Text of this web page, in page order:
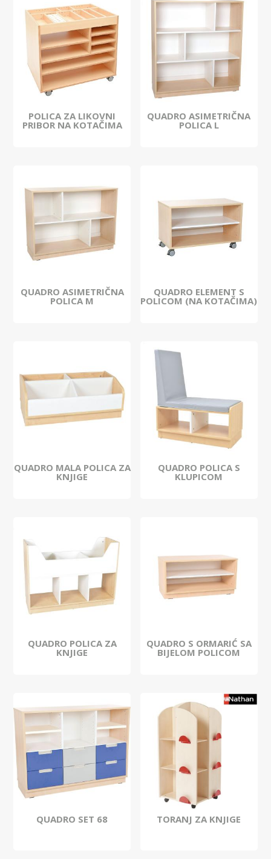
POLICA ZA LIKOVNI
PRIBOR NA KOTAČIMA
QUADRO ASIMETRIČNA
POLICA L
QUADRO ASIMETRIČNA
POLICA M
QUADRO ELEMENT S
POLICOM (NA KOTAČIMA)
QUADRO MALA POLICA ZA
KNJIGE
QUADRO POLICA S
KLUPICOM
QUADRO POLICA ZA
KNJIGE
QUADRO S ORMARIĆ SA
BIJELOM POLICOM
QUADRO SET 68 TORANJ ZA KNJIGE